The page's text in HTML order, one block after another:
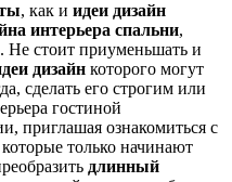
, как и идеи дизайн
интерьера спальни,
Не стоит приуменьшать и
дизайн которого могут
сделать его строгим или
гостиной
приглашая ознакомиться с
только начинают
длинный